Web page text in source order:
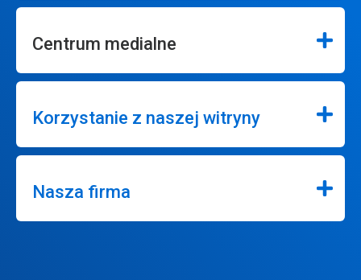
Centrum medialne
Korzystanie z naszej witryny
Nasza firma